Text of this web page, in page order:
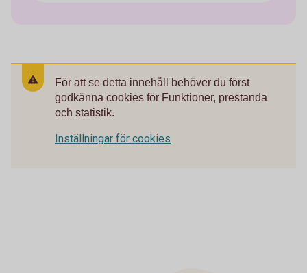
För att se detta innehåll behöver du först
godkänna cookies för Funktioner, prestanda
och statistik.
Inställningar för cookies